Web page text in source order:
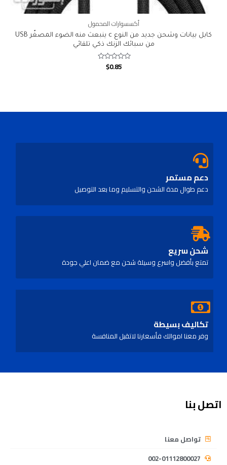
أكسسوارات المحمول
كابل بيانات وشحن جديد من النوع c ينبعث منه الضوء المصغّر USB
من سبائك الزنك ذكي تلقائي
Rated
$0.85
دعم مستمر
دعم طوال مدة الشحن والتسليم وما بعد التوصيل
شحن سريع
تمتع بأفضل واسرع وسيلة شحن مع ضمان اعلي جودة
تكاليف بسيطة
وفر معنا اموالك فأسعارنا لاتقبل المنافسة
اتصل بنا
تواصل معنا
002-01112800027